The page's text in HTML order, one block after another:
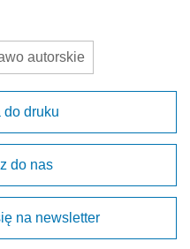
autorskie
do druku
do nas
na newsletter